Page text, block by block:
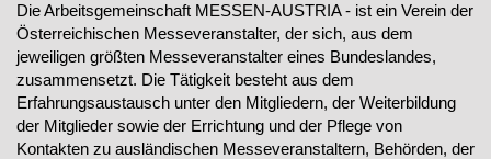
Die Arbeitsgemeinschaft MESSEN-AUSTRIA - ist ein Verein der
Österreichischen Messeveranstalter, der sich, aus dem
jeweiligen größten Messeveranstalter eines Bundeslandes,
zusammensetzt. Die Tätigkeit besteht aus dem
Erfahrungsaustausch unter den Mitgliedern, der Weiterbildung
der Mitglieder sowie der Errichtung und der Pflege von
Kontakten zu ausländischen Messeveranstaltern, Behörden, der